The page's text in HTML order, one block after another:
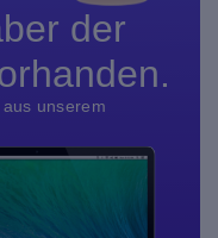
der
unserem